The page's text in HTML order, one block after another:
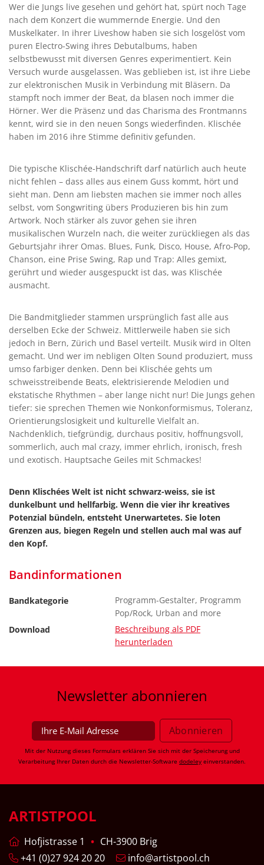
Wer die Jungs live gesehen und gehört hat, spürt noch Tage
nach dem Konzert die wummernde Energie. Und den
Muskelkater. In ihrer Liveshow haben sie sich losgelöst vom
puren Electro-Swing ihres Debutalbums, haben
selbstbewusst mit diversen Genres experimentiert. Kein
Versuch wurde ausgelassen. Was geblieben ist, ist ihre Liebe
zur elektronischen Musik in Verbindung mit Bläsern. Da
stampft noch immer der Beat, da blasen noch immer die
Hörner. Wer die Präsenz und das Charisma des Frontmanns
kennt, wird sie in den neuen Songs wiederfinden. Klischée
haben im 2016 ihre Stimme definitiv gefunden.
Die typische Klischée-Handschrift darf natürlich auch heute
nicht fehlen – dass alles aus einem Guss kommt, hört und
sieht man. Denn am liebsten machen sie immer noch alles
selbst, vom Songwriting übers Produzieren bis hin zum
Artwork. Noch stärker als zuvor gehen sie ihren
musikalischen Wurzeln nach, die weiter zurückliegen als das
Geburtsjahr ihrer Omas. Blues, Funk, Disco, House, Afro-Pop,
Chanson, eine Prise Swing, Rap und Trap: Alles gemixt,
gerührt und wieder ausgespuckt ist das, was Klischée
ausmacht.
Die Bandmitglieder stammen ursprünglich fast alle aus
derselben Ecke der Schweiz. Mittlerweile haben sie sich
jedoch in Bern, Zürich und Basel verteilt. Musik wird in Olten
gemacht. Und wer im nebligen Olten Sound produziert, muss
umso farbiger denken. Denn bei Klischée gehts um
schweisstreibende Beats, elektrisierende Melodien und
ekstatische Rhythmen – aber lange nicht nur! Die Jungs gehen
tiefer: sie sprechen Themen wie Nonkonformismus, Toleranz,
Orientierungslosigkeit und kulturelle Vielfalt an.
Nachdenklich, tiefgründig, durchaus positiv, hoffnungsvoll,
sommerlich, auch mal crazy, immer ehrlich, ironisch, fresh
und exotisch. Hauptsache Geiles mit Schmackes!
Denn Klischées Welt ist nicht schwarz-weiss, sie ist
dunkelbunt und hellfarbig. Wenn die vier ihr kreatives
Potenzial bündeln, entsteht Unerwartetes. Sie loten
Grenzen aus, biegen Regeln und stellen auch mal was auf
den Kopf.
Bandinformationen
Bandkategorie
Programm-Gestalter, Programm
Pop/Rock, Urban and more
Download
Beschreibung als PDF
herunterladen
Newsletter abonnieren
Mit der Nutzung dieses Formulars erklären Sie sich mit der Speicherung und
Verarbeitung Ihrer Daten durch die Newsletter-Software dodeley einverstanden.
ARTISTPOOL
Hofjistrasse 1
CH-3900 Brig
+41 (0)27 924 20 20
info@artistpool.ch